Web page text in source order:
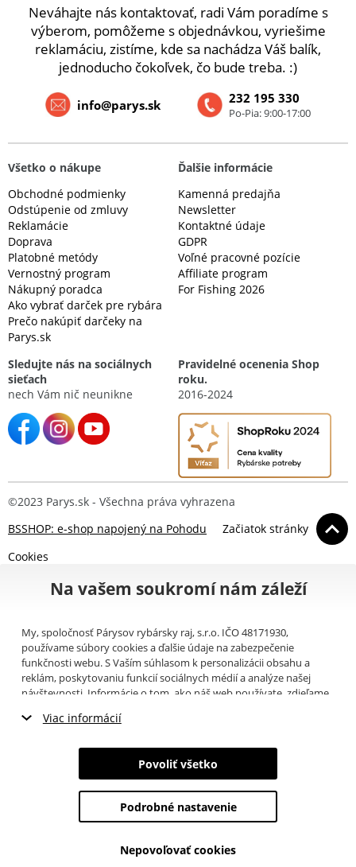
Neváhajte nás kontaktovať, radi Vám poradíme s
výberom, pomôžeme s objednávkou, vyriešime
reklamáciu, zistíme, kde sa nachádza Váš balík,
jednoducho čokoľvek, čo bude treba. :)
232 195 330
Po-Pia: 9:00-17:00
info@parys.sk
Všetko o nákupe
Obchodné podmienky
Odstúpenie od zmluvy
Reklamácie
Doprava
Platobné metódy
Vernostný program
Nákupný poradca
Ako vybrať darček pre rybára
Prečo nakúpiť darčeky na
Parys.sk
Ďalšie informácie
Kamenná predajňa
Newsletter
Kontaktné údaje
GDPR
Voľné pracovné pozície
Affiliate program
For Fishing 2026
Sledujte nás na sociálnych
sieťach
nech Vám nič neunikne
Pravidelné ocenenia Shop
roku.
2016-2024
©2023 Parys.sk - Všechna práva vyhrazena
BSSHOP: e-shop napojený na Pohodu
Začiatok stránky
Cookies
Na vašem soukromí nám záleží
My, spoločnosť Párysov rybársky raj, s.r.o. IČO 48171930,
používame súbory cookies a ďalšie údaje na zabezpečenie
funkčnosti webu. S Vaším súhlasom k personalizácii obsahu a
reklám, poskytovaniu funkcií sociálnych médií a analýze našej
návštevnosti. Informácie o tom, ako náš web používate, zdieľame
(napríklad Google).Tu
informáciami, ktoré ste im poskytli alebo ktoré získali v dôsledku
toho, že používate ich služby. Tieto údaje zahŕňajú cookies, dáta z
ďalších úložísk, IP adresu a ďalšie informácie spojené s prezeraním
Viac informácií
Nevyhnutné cookies
Marketingové cookies
Analytické cookies
Údaje o používateľoch
Povoliť všetko
Podrobné nastavenie
Nepovoľovať cookies